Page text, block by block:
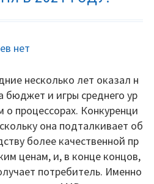
к
Топ
5
лучших
бюджетных
игровых
процессоров
для
нет
несколько лет оказал н
бюджет и игры среднего ур
о процессорах. Конкуренци
она подталкивает об
более качественной пр
ценам, и, в конце концов,
потребитель. Именно